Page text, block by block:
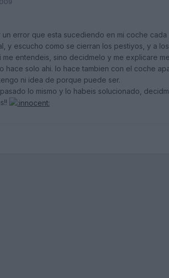
error que esta sucediendo en mi coche
y escucho como se cierran los pestiyos, y a
me entendeis, sino decidmelo y me explicare
hace solo ahi. lo hace tambien con el coche
ni idea de porque puede ser.
lo mismo y lo habeis solucionado,